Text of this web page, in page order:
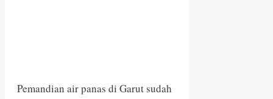
Pemandian air panas di Garut sudah